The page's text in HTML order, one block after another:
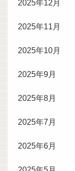
2025年12月
2025年11月
2025年10月
2025年9月
2025年8月
2025年7月
2025年6月